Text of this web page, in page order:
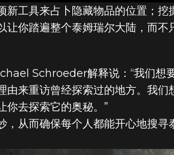
统，揭
工具来占卜隐藏物品的位置；
你踏遍整个泰姆瑞尔大陆，而
Schroeder解释说：“我们想
来重访曾经探索过的地方。我
去探索它的奥秘。”
从而确保每个人都能开心地搜